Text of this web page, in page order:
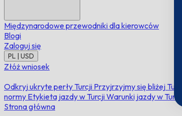
Międzynarodowe przewodniki dla kierowców
Blogi
Zaloguj się
PL | USD
Złóż wniosek
Odkryj ukryte perły Turcji Przyjrzyjmy się bliżej Turcji
normy Etykieta jazdy w TurcjiWarunki jazdy w Turcji
Strona główna